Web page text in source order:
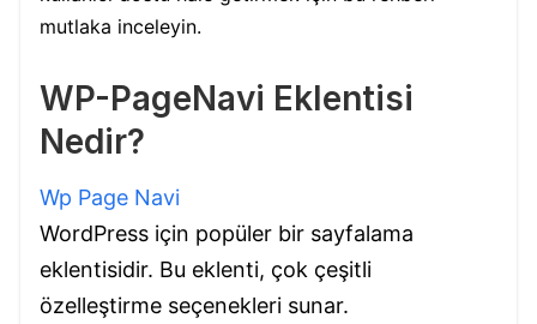
mutlaka inceleyin.
WP-PageNavi Eklentisi
Nedir?
Wp Page Navi
WordPress için popüler bir sayfalama
eklentisidir. Bu eklenti, çok çeşitli
özelleştirme seçenekleri sunar.